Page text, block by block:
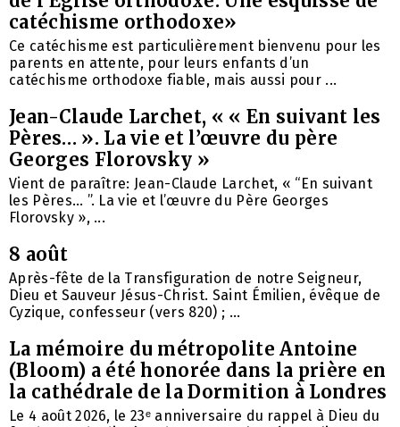
catéchisme orthodoxe»
Ce catéchisme est particulièrement bienvenu pour les
parents en attente, pour leurs enfants d’un
catéchisme orthodoxe fiable, mais aussi pour ...
Jean-Claude Larchet, « « En suivant les
Pères… ». La vie et l’œuvre du père
Georges Florovsky »
Vient de paraître: Jean-Claude Larchet, « “En suivant
les Pères… ”. La vie et l’œuvre du Père Georges
Florovsky », ...
8 août
Après-fête de la Transfiguration de notre Seigneur,
Dieu et Sauveur Jésus-Christ. Saint Émilien, évêque de
Cyzique, confesseur (vers 820) ; ...
La mémoire du métropolite Antoine
(Bloom) a été honorée dans la prière en
la cathédrale de la Dormition à Londres
Le 4 août 2026, le 23ᵉ anniversaire du rappel à Dieu du